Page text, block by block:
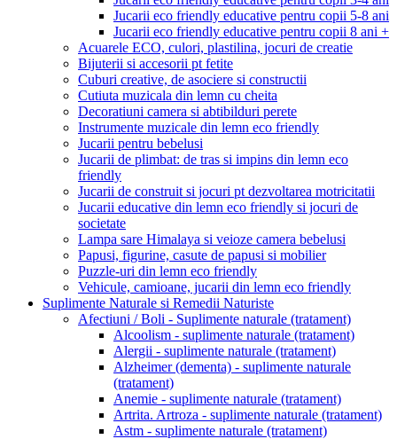
Jucarii eco friendly educative pentru copii 5-8 ani
Jucarii eco friendly educative pentru copii 8 ani +
Acuarele ECO, culori, plastilina, jocuri de creatie
Bijuterii si accesorii pt fetite
Cuburi creative, de asociere si constructii
Cutiuta muzicala din lemn cu cheita
Decoratiuni camera si abtibilduri perete
Instrumente muzicale din lemn eco friendly
Jucarii pentru bebelusi
Jucarii de plimbat: de tras si impins din lemn eco
friendly
Jucarii de construit si jocuri pt dezvoltarea motricitatii
Jucarii educative din lemn eco friendly si jocuri de
societate
Lampa sare Himalaya si veioze camera bebelusi
Papusi, figurine, casute de papusi si mobilier
Puzzle-uri din lemn eco friendly
Vehicule, camioane, jucarii din lemn eco friendly
Suplimente Naturale si Remedii Naturiste
Afectiuni / Boli - Suplimente naturale (tratament)
Alcoolism - suplimente naturale (tratament)
Alergii - suplimente naturale (tratament)
Alzheimer (dementa) - suplimente naturale
(tratament)
Anemie - suplimente naturale (tratament)
Artrita. Artroza - suplimente naturale (tratament)
Astm - suplimente naturale (tratament)